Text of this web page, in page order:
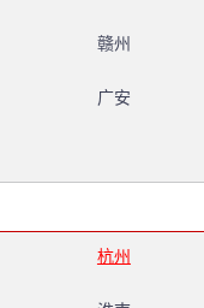
赣州
广安
杭州